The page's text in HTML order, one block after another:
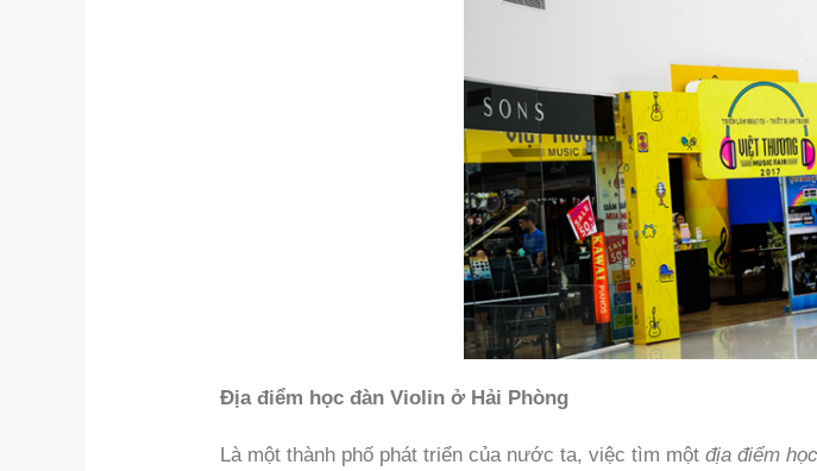
Địa điểm học đàn Violin ở Hải Phòng
Là một thành phố phát triển của nước ta, việc tìm mộtđịa điểm